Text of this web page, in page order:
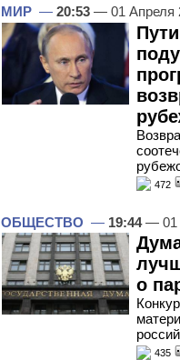
МИР — 20:53 — 01 Апреля
472
ОБЩЕСТВО — 19:44— 01
о
435